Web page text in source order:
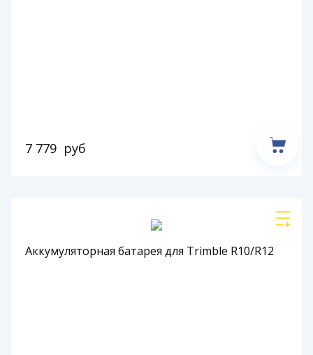
7 779 руб
Аккумуляторная батарея для Trimble R10/R12